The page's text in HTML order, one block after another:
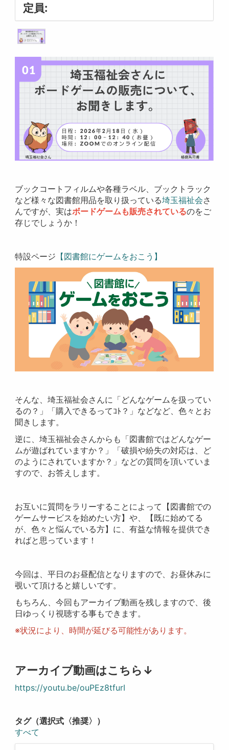
定員:
ブックコートフィルムや各種ラベル、ブックトラック
など様々な図書館用品を取り扱っている埼玉福祉会さ
んですが、実はボードゲームも販売されているのをご
存じでしょうか！
特設ページ 【図書館にゲームをおこう】
そんな、埼玉福祉会さんに「どんなゲームを扱ってい
るの？」「購入できるってｺﾄ？」などなど、色々とお
聞きします。
逆に、埼玉福祉会さんからも「図書館ではどんなゲー
ムが遊ばれていますか？」「破損や紛失の対応は、ど
のようにされていますか？」などの質問を頂いていま
すので、お答えします。
お互いに質問をラリーすることによって【図書館での
ゲームサービスを始めたい方】や、【既に始めてる
が、色々と悩んでいる方】に、有益な情報を提供でき
ればと思っています！
今回は、平日のお昼配信となりますので、お昼休みに
覗いて頂けると嬉しいです。
もちろん、今回もアーカイブ動画を残しますので、後
日ゆっくり視聴する事もできます。
※状況により、時間が延びる可能性があります。
アーカイブ動画はこちら↓
https://youtu.be/ouPEz8tfurI
タグ（選択式〈推奨〉）
すべて